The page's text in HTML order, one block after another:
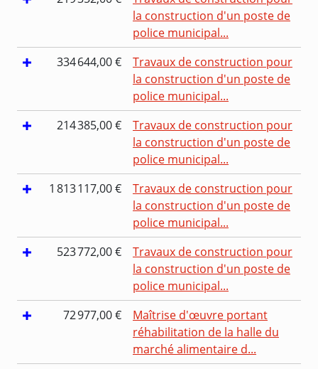
la construction d'un poste de
police municipal...
334 644,00 €
Travaux de construction pour
la construction d'un poste de
police municipal...
214 385,00 €
Travaux de construction pour
la construction d'un poste de
police municipal...
1 813 117,00 €
Travaux de construction pour
la construction d'un poste de
police municipal...
523 772,00 €
Travaux de construction pour
la construction d'un poste de
police municipal...
72 977,00 €
Maîtrise d'œuvre portant
réhabilitation de la halle du
marché alimentaire d...